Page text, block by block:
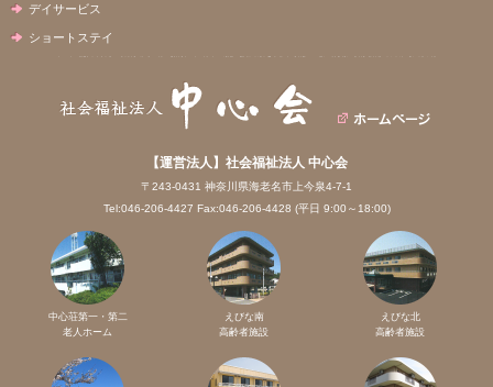
デイサービス
ショートステイ
【運営法人】社会福祉法人 中心会
〒243-0431 神奈川県海老名市上今泉4-7-1
Tel:046-206-4427 Fax:046-206-4428 (平日 9:00～18:00)
中心荘第一・第二
老人ホーム
えびな南
高齢者施設
えびな北
高齢者施設